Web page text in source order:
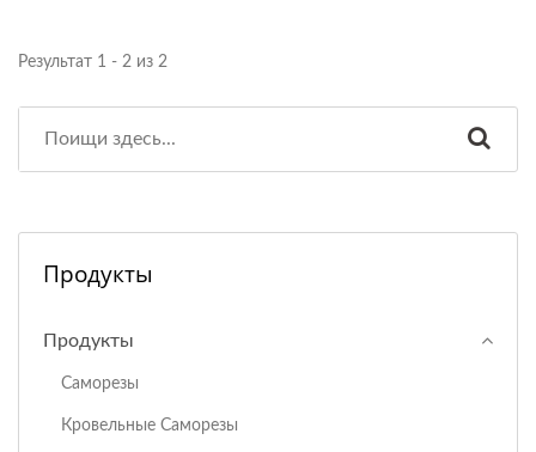
Результат 1 - 2 из 2
Продукты
Продукты
Саморезы
Кровельные Саморезы